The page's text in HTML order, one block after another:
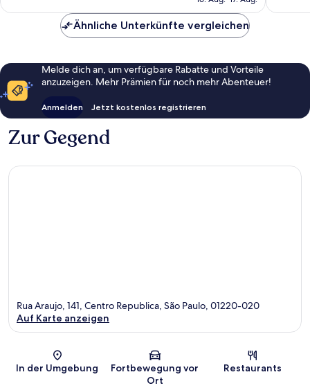
Ähnliche Unterkünfte vergleichen
Melde dich an, um verfügbare Rabatte und Vorteile
anzuzeigen. Mehr Prämien für noch mehr Abenteuer!
Anmelden Jetzt kostenlos registrieren
Zur Gegend
Karte
Rua Araujo, 141, Centro Republica, São Paulo, 01220-020
Auf Karte anzeigen
In der Umgebung
Fortbewegung vor
Ort
Restaurants